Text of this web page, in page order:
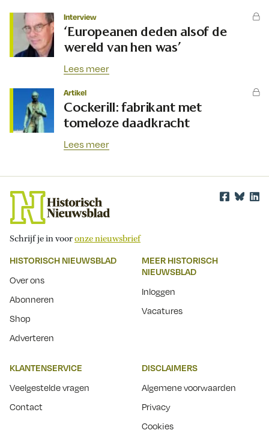
Interview
‘Europeanen deden alsof de
wereld van hen was’
Lees meer
Artikel
Cockerill: fabrikant met
tomeloze daadkracht
Lees meer
Schrijf je in vooronze nieuwsbrief
HISTORISCH NIEUWSBLAD
Over ons
Abonneren
Shop
Adverteren
MEER HISTORISCH
NIEUWSBLAD
Inloggen
Vacatures
KLANTENSERVICE
Veelgestelde vragen
Contact
DISCLAIMERS
Algemene voorwaarden
Privacy
Cookies